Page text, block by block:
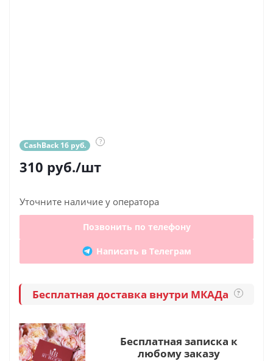
CashBack 16 руб. ?
310 руб./шт
Уточните наличие у оператора
Позвонить по телефону
Написать в Телеграм
Бесплатная доставка внутри МКАДа ?
Бесплатная записка к
любому заказу